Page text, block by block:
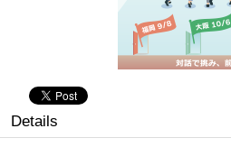
Details